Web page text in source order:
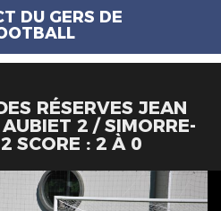
DU GERS DE
RÉSERVES JEAN
2 / SIMORRE-
SCORE : 2 À 0